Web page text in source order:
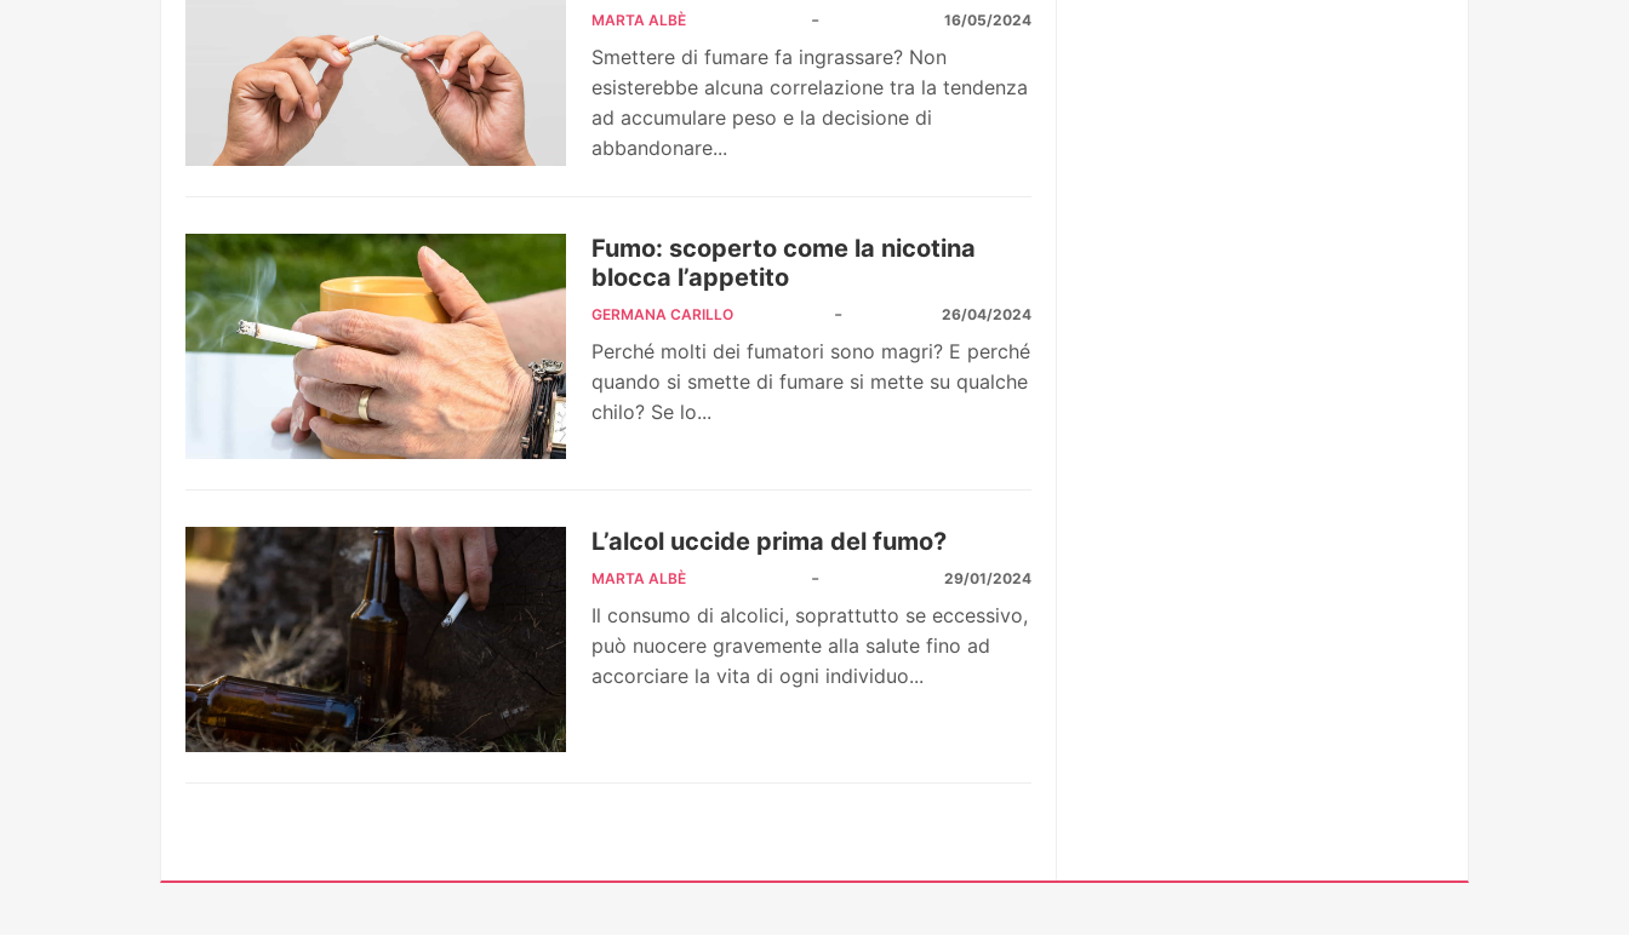
MARTA ALBÈ - 16/05/2024
Smettere di fumare fa ingrassare? Non
esisterebbe alcuna correlazione tra la tendenza
ad accumulare peso e la decisione di
abbandonare...
Fumo: scoperto come la nicotina
blocca l’appetito
GERMANA CARILLO - 26/04/2024
Perché molti dei fumatori sono magri? E perché
quando si smette di fumare si mette su qualche
chilo? Se lo...
L’alcol uccide prima del fumo?
MARTA ALBÈ - 29/01/2024
Il consumo di alcolici, soprattutto se eccessivo,
può nuocere gravemente alla salute fino ad
accorciare la vita di ogni individuo...